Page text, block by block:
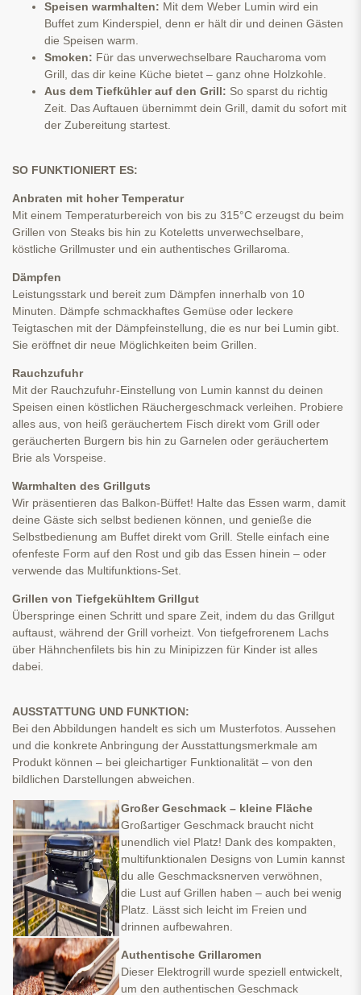
Speisen warmhalten: Mit dem Weber Lumin wird ein
Buffet zum Kinderspiel, denn er hält dir und deinen Gästen
die Speisen warm.
Smoken: Für das unverwechselbare Raucharoma vom
Grill, das dir keine Küche bietet – ganz ohne Holzkohle.
Aus dem Tiefkühler auf den Grill: So sparst du richtig
Zeit. Das Auftauen übernimmt dein Grill, damit du sofort mit
der Zubereitung startest.
SO FUNKTIONIERT ES:
Anbraten mit hoher Temperatur
Mit einem Temperaturbereich von bis zu 315°C erzeugst du beim
Grillen von Steaks bis hin zu Koteletts unverwechselbare,
köstliche Grillmuster und ein authentisches Grillaroma.
Dämpfen
Leistungsstark und bereit zum Dämpfen innerhalb von 10
Minuten. Dämpfe schmackhaftes Gemüse oder leckere
Teigtaschen mit der Dämpfeinstellung, die es nur bei Lumin gibt.
Sie eröffnet dir neue Möglichkeiten beim Grillen.
Rauchzufuhr
Mit der Rauchzufuhr-Einstellung von Lumin kannst du deinen
Speisen einen köstlichen Räuchergeschmack verleihen. Probiere
alles aus, von heiß geräuchertem Fisch direkt vom Grill oder
geräucherten Burgern bis hin zu Garnelen oder geräuchertem
Brie als Vorspeise.
Warmhalten des Grillguts
Wir präsentieren das Balkon-Büffet! Halte das Essen warm, damit
deine Gäste sich selbst bedienen können, und genieße die
Selbstbedienung am Buffet direkt vom Grill. Stelle einfach eine
ofenfeste Form auf den Rost und gib das Essen hinein – oder
verwende das Multifunktions-Set.
Grillen von Tiefgekühltem Grillgut
Überspringe einen Schritt und spare Zeit, indem du das Grillgut
auftaust, während der Grill vorheizt. Von tiefgefrorenem Lachs
über Hähnchenfilets bis hin zu Minipizzen für Kinder ist alles
dabei.
AUSSTATTUNG UND FUNKTION:
Bei den Abbildungen handelt es sich um Musterfotos. Aussehen
und die konkrete Anbringung der Ausstattungsmerkmale am
Produkt können – bei gleichartiger Funktionalität – von den
bildlichen Darstellungen abweichen.
Großer Geschmack – kleine Fläche
Großartiger Geschmack braucht nicht
unendlich viel Platz! Dank des kompakten,
multifunktionalen Designs von Lumin kannst
du alle Geschmacksnerven verwöhnen,
die Lust auf Grillen haben – auch bei wenig
Platz. Lässt sich leicht im Freien und
drinnen aufbewahren.
Authentische Grillaromen
Dieser Elektrogrill wurde speziell entwickelt,
um den authentischen Geschmack